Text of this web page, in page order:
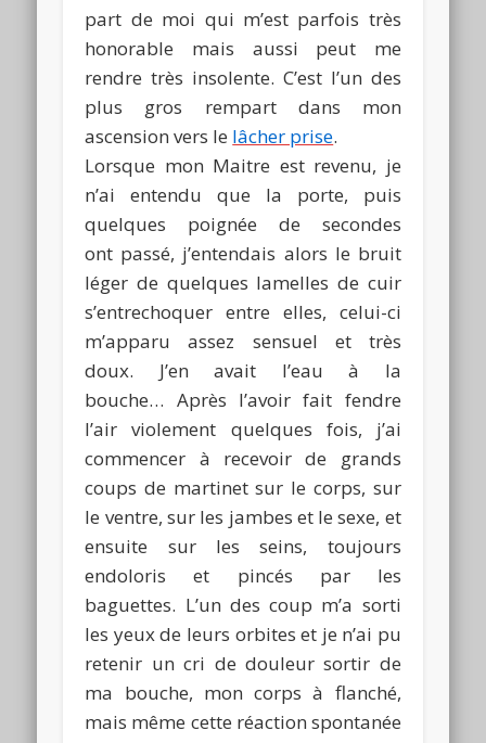
part de moi qui m’est parfois très
honorable mais aussi peut me
rendre très insolente. C’est l’un des
plus gros rempart dans mon
ascension vers le lâcher prise.
Lorsque mon Maitre est revenu, je
n’ai entendu que la porte, puis
quelques poignée de secondes
ont passé, j’entendais alors le bruit
léger de quelques lamelles de cuir
s’entrechoquer entre elles, celui-ci
m’apparu assez sensuel et très
doux. J’en avait l’eau à la
bouche… Après l’avoir fait fendre
l’air violement quelques fois, j’ai
commencer à recevoir de grands
coups de martinet sur le corps, sur
le ventre, sur les jambes et le sexe, et
ensuite sur les seins, toujours
endoloris et pincés par les
baguettes. L’un des coup m’a sorti
les yeux de leurs orbites et je n’ai pu
retenir un cri de douleur sortir de
ma bouche, mon corps à flanché,
mais même cette réaction spontanée